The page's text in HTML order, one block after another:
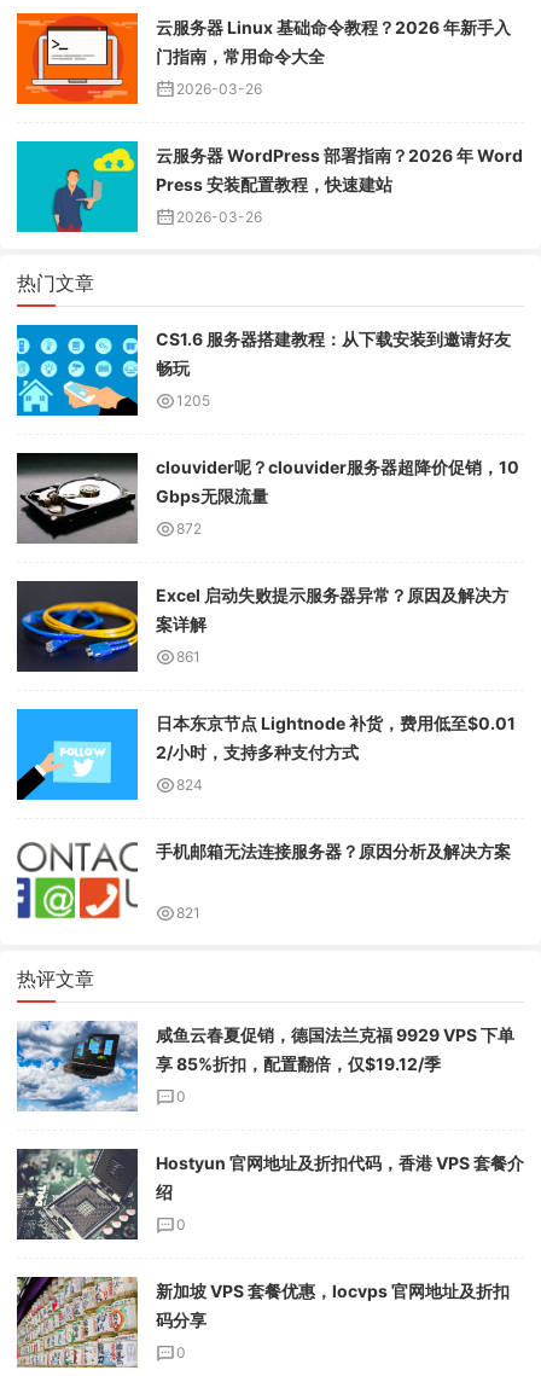
云服务器 Linux 基础命令教程？2026 年新手入
门指南，常用命令大全
2026-03-26
云服务器 WordPress 部署指南？2026 年 Word
Press 安装配置教程，快速建站
2026-03-26
热门文章
CS1.6 服务器搭建教程：从下载安装到邀请好友
畅玩
1205
clouvider呢？clouvider服务器超降价促销，10
Gbps无限流量
872
Excel 启动失败提示服务器异常？原因及解决方
案详解
861
日本东京节点 Lightnode 补货，费用低至$0.01
2/小时，支持多种支付方式
824
手机邮箱无法连接服务器？原因分析及解决方案
821
热评文章
咸鱼云春夏促销，德国法兰克福 9929 VPS 下单
享 85%折扣，配置翻倍，仅$19.12/季
0
Hostyun 官网地址及折扣代码，香港 VPS 套餐介
绍
0
新加坡 VPS 套餐优惠，locvps 官网地址及折扣
码分享
0